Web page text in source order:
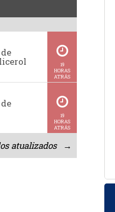
19
HORAS
ATRÁS
19
HORAS
ATRÁS
atualizados →